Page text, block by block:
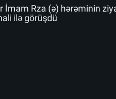
İmam Rza (ə) hərəminin
ilə görüşdü